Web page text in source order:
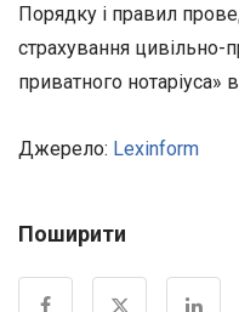
Порядку і правил
страхування цивільно-
приватного нотаріуса»
Джерело: Lexinform
Поширити